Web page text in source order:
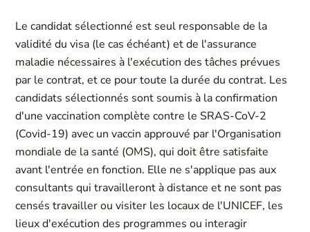
Le candidat sélectionné est seul responsable de la
validité du visa (le cas échéant) et de l'assurance
maladie nécessaires à l'exécution des tâches prévues
par le contrat, et ce pour toute la durée du contrat. Les
candidats sélectionnés sont soumis à la confirmation
d'une vaccination complète contre le SRAS-CoV-2
(Covid-19) avec un vaccin approuvé par l'Organisation
mondiale de la santé (OMS), qui doit être satisfaite
avant l'entrée en fonction. Elle ne s'applique pas aux
consultants qui travailleront à distance et ne sont pas
censés travailler ou visiter les locaux de l'UNICEF, les
lieux d'exécution des programmes ou interagir